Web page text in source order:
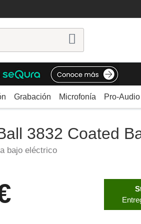
Grabación Microfonía Pro-Audio
3832 Coated
bajo eléctrico